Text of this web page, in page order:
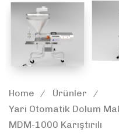
Home
Ürünler
Yari Otomatik Dolum
MDM-1000 Karıştırılı